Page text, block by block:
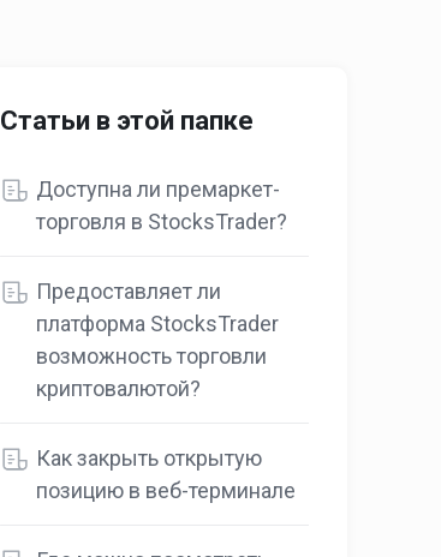
Статьи в этой папке
Доступна ли премаркет-
торговля в StocksTrader?
Предоставляет ли
платформа StocksTrader
возможность торговли
криптовалютой?
Как закрыть открытую
позицию в веб-терминале